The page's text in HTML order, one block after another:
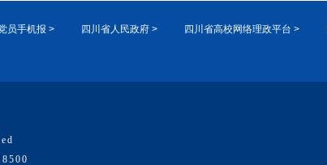
员手机报 > 四川省人民政府 > 四川省高校网络理政平台 >